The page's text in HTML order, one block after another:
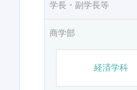
学長・副学長等
商学部
経済学科